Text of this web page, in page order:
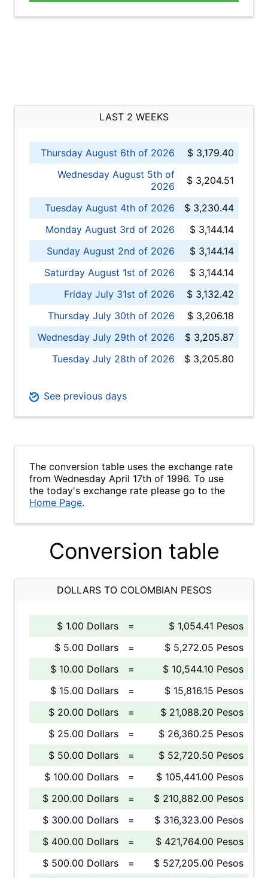
LAST 2 WEEKS
Thursday August 6th of 2026
$ 3,179.40
Wednesday August 5th of
2026
$ 3,204.51
Tuesday August 4th of 2026
$ 3,230.44
Monday August 3rd of 2026
$ 3,144.14
Sunday August 2nd of 2026
$ 3,144.14
Saturday August 1st of 2026
$ 3,144.14
Friday July 31st of 2026
$ 3,132.42
Thursday July 30th of 2026
$ 3,206.18
Wednesday July 29th of 2026
$ 3,205.87
Tuesday July 28th of 2026
$ 3,205.80
See previous days
The conversion table uses the exchange rate
from Wednesday April 17th of 1996. To use
the today's exchange rate please go to the
Home Page.
Conversion table
DOLLARS TO COLOMBIAN PESOS
$ 1.00 Dollars =
$ 1,054.41 Pesos
$ 5.00 Dollars
=
$ 5,272.05 Pesos
$ 10.00 Dollars
=
$ 10,544.10 Pesos
$ 15.00 Dollars
=
$ 15,816.15 Pesos
$ 20.00 Dollars
=
$ 21,088.20 Pesos
$ 25.00 Dollars
=
$ 26,360.25 Pesos
$ 50.00 Dollars
=
$ 52,720.50 Pesos
$ 100.00 Dollars
=
$ 105,441.00 Pesos
$ 200.00 Dollars
=
$ 210,882.00 Pesos
$ 300.00 Dollars
=
$ 316,323.00 Pesos
$ 400.00 Dollars
=
$ 421,764.00 Pesos
$ 500.00 Dollars
=
$ 527,205.00 Pesos